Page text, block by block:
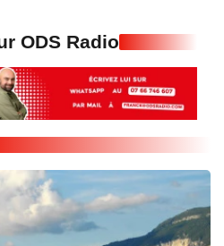
ODS Radio